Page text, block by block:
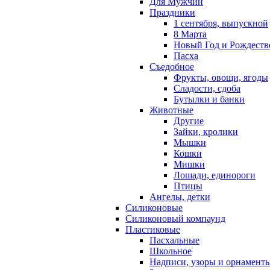
Праздники
1 сентября, выпускной
8 Марта
Новый Год и
Пасха
Съедобное
Фрукты, овощи, ягоды
Сладости, сдоба
Бутылки и банки
Животные
Другие
Зайки, кролики
Мышки
Кошки
Мишки
Лошади, единороги
Птицы
Ангелы, детки
Силиконовые
Силиконовый компаунд
Пластиковые
Пасхальные
Школьное
Надписи, узоры и